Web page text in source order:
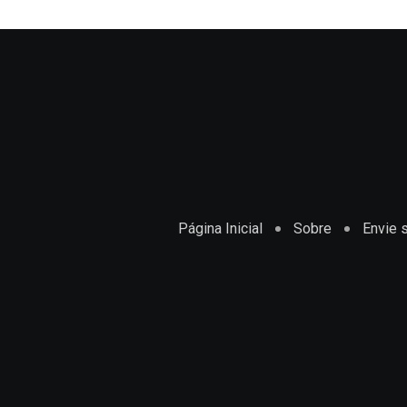
Página Inicial Sobre Envie